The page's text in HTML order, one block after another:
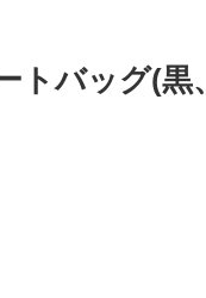
トバッグ(黒